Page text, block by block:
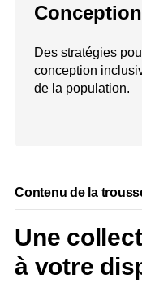
Conception
Des stratégies
conception
de la population.
Contenu de la
Une
à votre